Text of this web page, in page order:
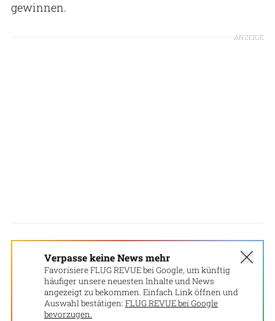
gewinnen.
ANZEIGE
Verpasse keine News mehr
Favorisiere FLUG REVUE bei Google, um künftig
häufiger unsere neuesten Inhalte und News
angezeigt zu bekommen. Einfach Link öffnen und
Auswahl bestätigen: FLUG REVUE bei Google
bevorzugen.